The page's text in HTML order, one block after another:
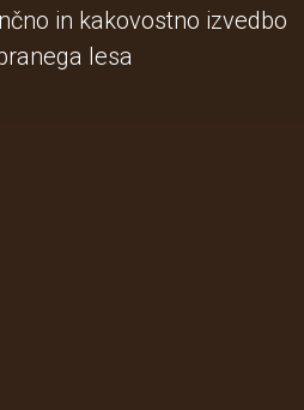
in kakovostno izvedbo
lesa